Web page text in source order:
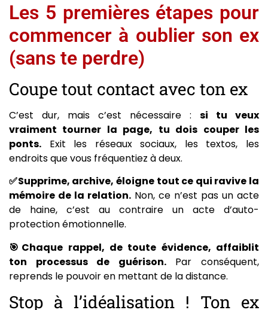
Les 5 premières étapes pour
commencer à oublier son ex
(sans te perdre)
Coupe tout contact avec ton ex
C’est dur, mais c’est nécessaire : si tu veux
vraiment tourner la page, tu dois couper les
ponts. Exit les réseaux sociaux, les textos, les
endroits que vous fréquentiez à deux.
✅Supprime, archive, éloigne tout ce qui ravive la
mémoire de la relation. Non, ce n’est pas un acte
de haine, c’est au contraire un acte d’auto-
protection émotionnelle.
🎯Chaque rappel, de toute évidence, affaiblit
ton processus de guérison.Par conséquent,
reprends le pouvoir en mettant de la distance.
Stop à l’idéalisation ! Ton ex